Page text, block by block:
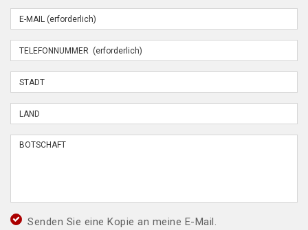
Senden Sie eine Kopie an meine E-Mail.